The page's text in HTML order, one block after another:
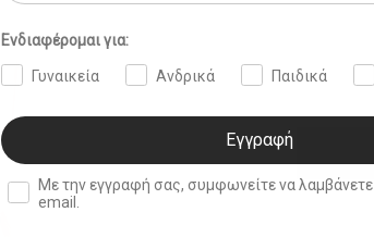
Ενδιαφέρομαι για:
Γυναικεία Ανδρικά Παιδικά
Εγγραφή
double opt in
Με την εγγραφή σας, συμφωνείτε να λαμβάνετε ενημερωτικά
email.